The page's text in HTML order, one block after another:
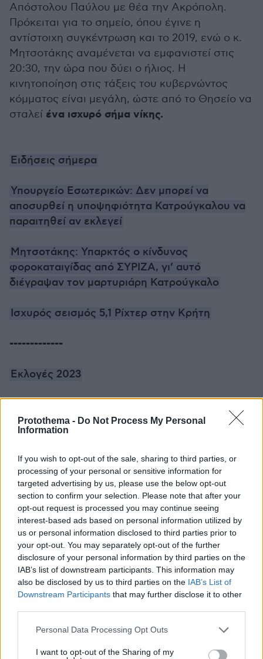
Protothema - Do Not Process My Personal
Information
If you wish to opt-out of the sale, sharing to third parties, or
processing of your personal or sensitive information for
targeted advertising by us, please use the below opt-out
section to confirm your selection. Please note that after your
opt-out request is processed you may continue seeing
interest-based ads based on personal information utilized by
us or personal information disclosed to third parties prior to
your opt-out. You may separately opt-out of the further
disclosure of your personal information by third parties on the
IAB’s list of downstream participants. This information may
also be disclosed by us to third parties on the IAB’s List of
Downstream Participants that may further disclose it to other
Please note that this website/app uses one or more Google
not limited to your visit or usage behaviour. You may click to
Personal Data Processing Opt Outs
I want to opt-out of the Sharing of my
Απόστολου Παύλου με θέα την Ακρόπολη.
Πρόκειται για το σημείο, όπου έγινε η
αντίστοιχη συγκέντρωση και το 2019, ενώ ο κ.
Μητσοτάκης αναμένεται να εμφανιστεί στις
20:30, την ώρα που δύει ο ήλιος. Η
κινητοποίηση στις τάξεις του κυβερνώντος
κόμματος είναι μεγάλη, ώστε από το Θησείο να
σταλεί ένα ισχυρό σήμα νίκης.
Ειδήσεις σήμερα
Υπουργείο Εσωτερικών: Δεν μπορεί να
αποσυρθεί η υποψηφιότητα Κατρούγκαλου να
παραιτηθεί αν εκλεγεί
Μητσοτάκης: Υπαρκτός ο κίνδυνος
φοροκαταιγίδας από ΣΥΡΙΖΑ, γι’ αυτό
διέγραψαν τον μαρτυριάρη Κατρούγκαλο
Ισχυρός σεισμός 5,1 Ρίχτερ στην Κρήτη
-------------
Εκλογές 2023
από την εφαρμογή του ΥΠ.ΕΣ.
προεκλογικό αγώνα των κομμάτων, τις
δημοσκοπήσεις, τα αποτελέσματα των εκλογών
& τα exit polls.
Οδηγός εκλογών 2023 : Ό,τι πρέπει να
γνωρίζετε
Αποτελέσματα εκλογών 2023 : Δείτε LIVE μέσω
διαδραστικού χάρτη όλα τα αποτελέσματα της